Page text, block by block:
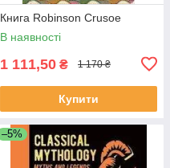
Книга Robinson Crusoe
В наявності
1 111,50 ₴ 1 170 ₴
Купити
–5%